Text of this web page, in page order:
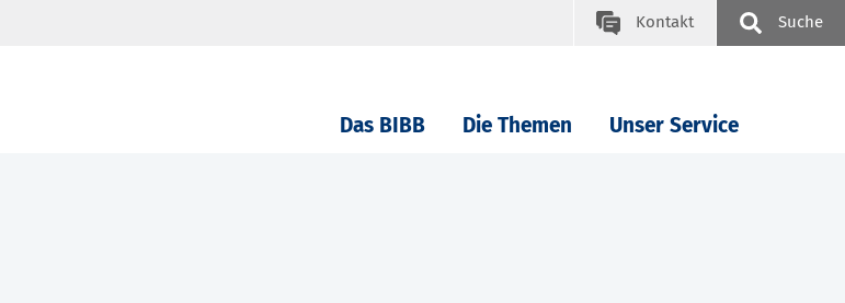
Kontakt Suche
Das BIBB Die Themen Unser Service